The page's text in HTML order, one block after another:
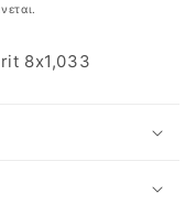
8x1,033